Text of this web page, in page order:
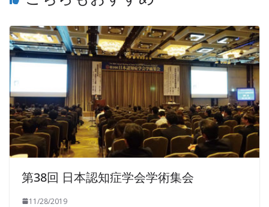
第38回 日本認知症学会学術集会
11/28/2019